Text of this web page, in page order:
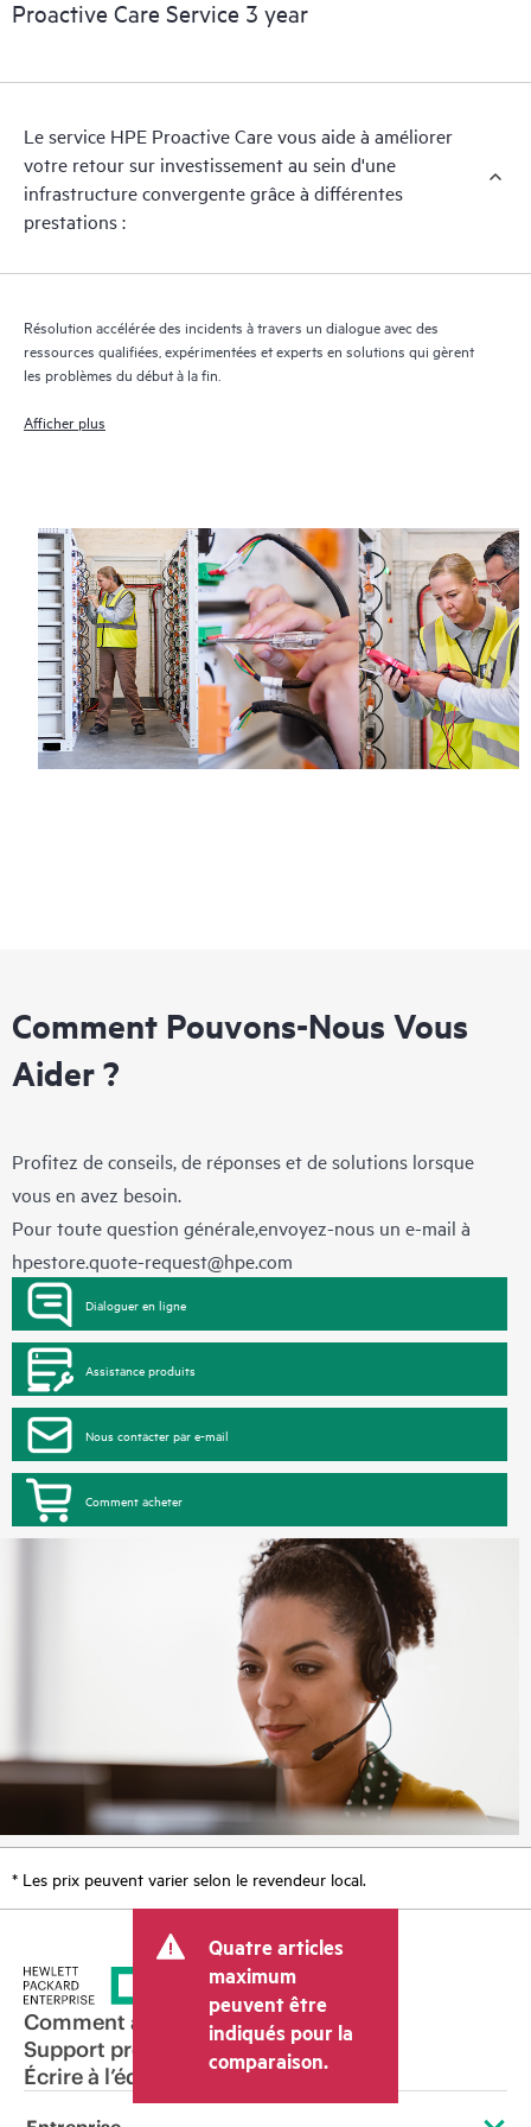
Proactive Care Service 3 year
Le service HPE Proactive Care vous aide à améliorer
votre retour sur investissement au sein d'une
infrastructure convergente grâce à différentes
prestations :
Résolution accélérée des incidents à travers un dialogue avec des
ressources qualifiées, expérimentées et experts en solutions qui gèrent
les problèmes du début à la fin.
Afficher plus
Comment Pouvons-Nous Vous
Aider ?
Profitez de conseils, de réponses et de solutions lorsque
vous en avez besoin.
Pour toute question générale,envoyez-nous un e-mail à
hpestore.quote-request@hpe.com
Dialoguer en ligne
Assistance produits
Nous contacter par e-mail
Comment acheter
* Les prix peuvent varier selon le revendeur local.
Quatre articles
maximum
peuvent être
indiqués pour la
comparaison.
Comment acheter
Support produit
Écrire à l’équipe commerciale